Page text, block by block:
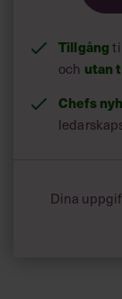
Tillgång
och utan
Chefs
Dina